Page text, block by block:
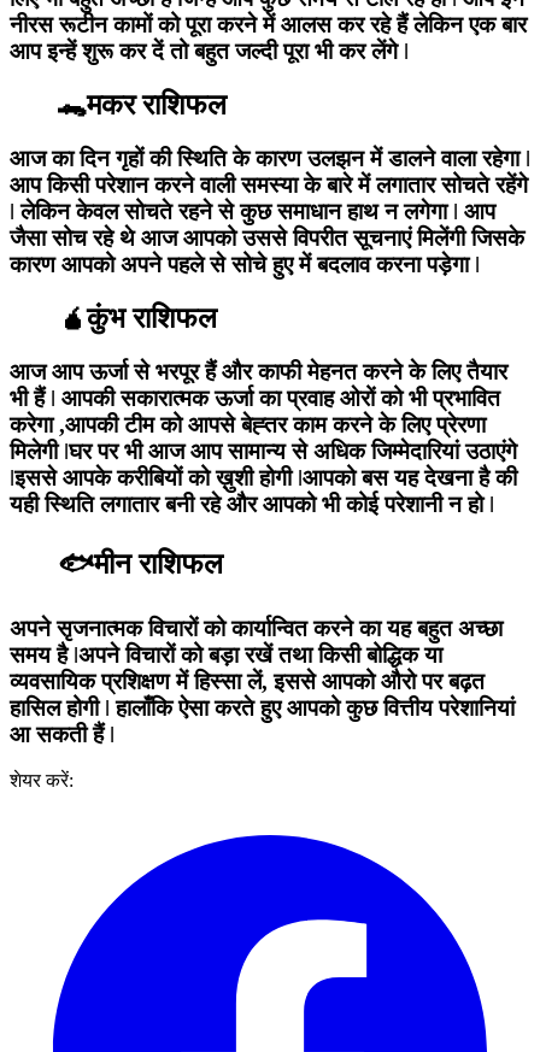
नीरस रूटीन कामों को पूरा करने में आलस कर रहे हैं लेकिन एक बार
आप इन्हें शुरू कर दें तो बहुत जल्दी पूरा भी कर लेंगे ǀ
🐊मकर राशिफल
आज का दिन गृहों की स्थिति के कारण उलझन में डालने वाला रहेगा ǀ
आप किसी परेशान करने वाली समस्या के बारे में लगातार सोचते रहेंगे
ǀ लेकिन केवल सोचते रहने से कुछ समाधान हाथ न लगेगा ǀ आप
जैसा सोच रहे थे आज आपको उससे विपरीत सूचनाएं मिलेंगी जिसके
कारण आपको अपने पहले से सोचे हुए में बदलाव करना पड़ेगा ǀ
🧉कुंभ राशिफल
आज आप ऊर्जा से भरपूर हैं और काफी मेहनत करने के लिए तैयार
भी हैं ǀ आपकी सकारात्मक ऊर्जा का प्रवाह ओरों को भी प्रभावित
करेगा ,आपकी टीम को आपसे बेह्तर काम करने के लिए प्रेरणा
मिलेगी ǀघर पर भी आज आप सामान्य से अधिक जिम्मेदारियां उठाएंगे
ǀइससे आपके करीबियों को ख़ुशी होगी ǀआपको बस यह देखना है की
यही स्थिति लगातार बनी रहे और आपको भी कोई परेशानी न हो ǀ
🐟मीन राशिफल
अपने सृजनात्मक विचारों को कार्यान्वित करने का यह बहुत अच्छा
समय है ǀअपने विचारों को बड़ा रखें तथा किसी बोद्धिक या
व्यवसायिक प्रशिक्षण में हिस्सा लें, इससे आपको औरो पर बढ़त
हासिल होगी ǀ हालाँकि ऐसा करते हुए आपको कुछ वित्तीय परेशानियां
आ सकती हैं ǀ
शेयर करें: